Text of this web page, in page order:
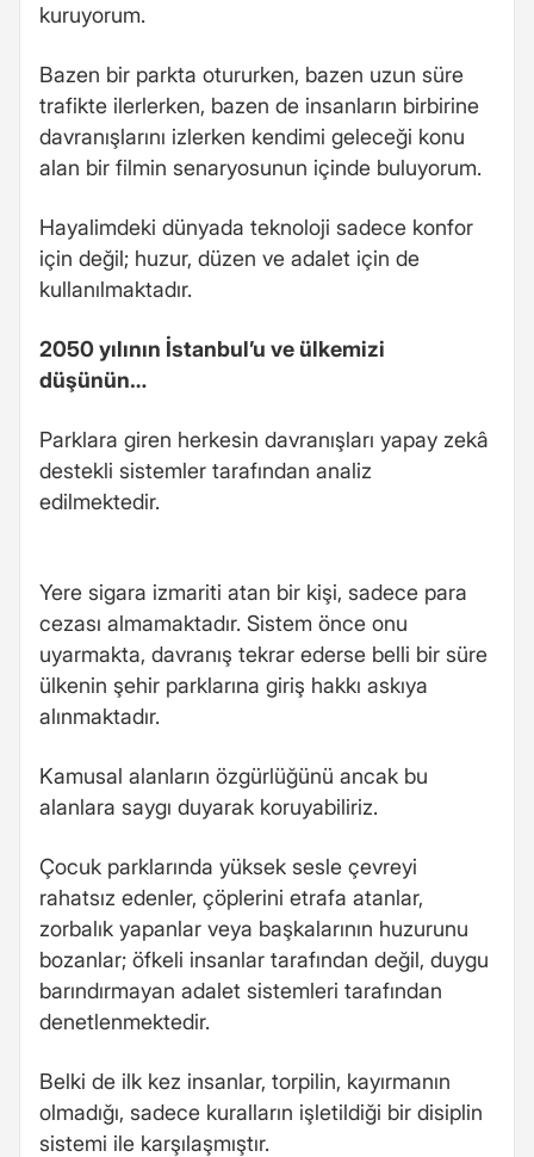
kuruyorum.
Bazen bir parkta otururken, bazen uzun süre
trafikte ilerlerken, bazen de insanların birbirine
davranışlarını izlerken kendimi geleceği konu
alan bir filmin senaryosunun içinde buluyorum.
Hayalimdeki dünyada teknoloji sadece konfor
için değil; huzur, düzen ve adalet için de
kullanılmaktadır.
2050 yılının İstanbul’u ve ülkemizi
düşünün…
Parklara giren herkesin davranışları yapay zekâ
destekli sistemler tarafından analiz
edilmektedir.
Yere sigara izmariti atan bir kişi, sadece para
cezası almamaktadır. Sistem önce onu
uyarmakta, davranış tekrar ederse belli bir süre
ülkenin şehir parklarına giriş hakkı askıya
alınmaktadır.
Kamusal alanların özgürlüğünü ancak bu
alanlara saygı duyarak koruyabiliriz.
Çocuk parklarında yüksek sesle çevreyi
rahatsız edenler, çöplerini etrafa atanlar,
zorbalık yapanlar veya başkalarının huzurunu
bozanlar; öfkeli insanlar tarafından değil, duygu
barındırmayan adalet sistemleri tarafından
denetlenmektedir.
Belki de ilk kez insanlar, torpilin, kayırmanın
olmadığı, sadece kuralların işletildiği bir disiplin
sistemi ile karşılaşmıştır.